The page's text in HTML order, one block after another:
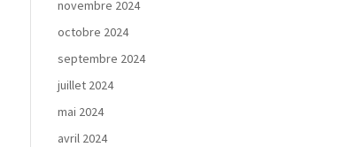
novembre 2024
octobre 2024
septembre 2024
juillet 2024
mai 2024
avril 2024